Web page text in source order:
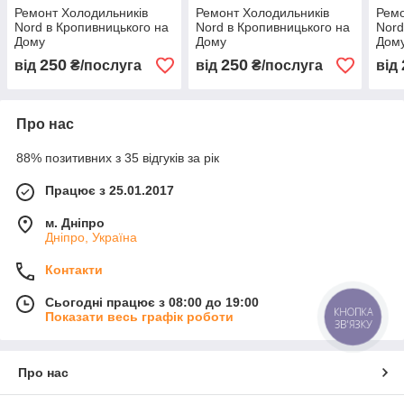
Ремонт Холодильників
Nord в Кропивницького на
Дому
від 250 ₴/послуга
Ремонт Холодильників
Nord в Кропивницького на
Дому
від 250₴/послуга від
Про нас
88% позитивних з 35 відгуків за рік
Працює з 25.01.2017
м. Дніпро
Дніпро, Україна
Контакти
Сьогодні працює з 08:00 до 19:00
Показати весь графік роботи
Про нас
КНОПКА
ЗВ'ЯЗКУ